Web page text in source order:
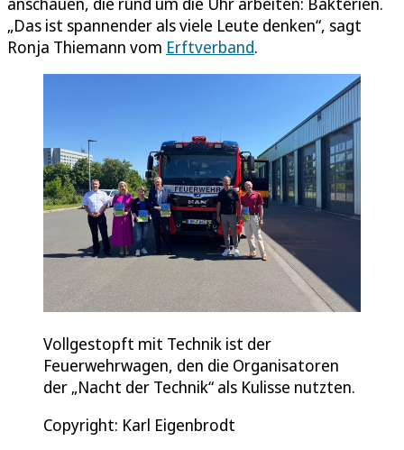
„Das ist spannender als viele Leute denken“, sagt
Ronja Thiemann vom Erftverband.
Vollgestopft mit Technik ist der
Feuerwehrwagen, den die Organisatoren
der „Nacht der Technik“ als Kulisse nutzten.
Copyright: Karl Eigenbrodt